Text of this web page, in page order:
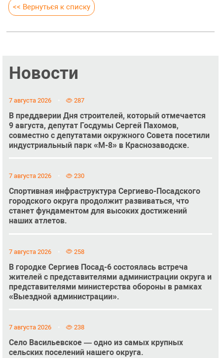
<< Вернуться к списку
Новости
7 августа 2026 287
В преддверии Дня строителей, который отмечается
9 августа, депутат Госдумы Сергей Пахомов,
совместно с депутатами окружного Совета посетили
индустриальный парк «М-8» в Краснозаводске.
7 августа 2026 230
Спортивная инфраструктура Сергиево-Посадского
городского округа продолжит развиваться, что
станет фундаментом для высоких достижений
наших атлетов.
7 августа 2026 258
В городке Сергиев Посад-6 состоялась встреча
жителей с представителями администрации округа и
представителями министерства обороны в рамках
«Выездной администрации».
7 августа 2026 238
Село Васильевское — одно из самых крупных
сельских поселений нашего округа.